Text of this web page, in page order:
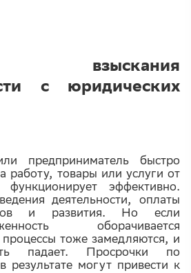
взыскания
с юридических
предприниматель быстро
работу, товары или услуги от
функционирует эффективно.
деятельности, оплаты
и развития. Но если
оборачивается
тоже замедляются, и
падает. Просрочки по
результате могут привести к